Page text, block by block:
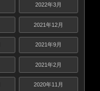
2022年3月
2021年12月
2021年9月
2021年2月
2020年11月